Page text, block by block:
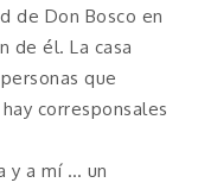
de Don Bosco en
de él. La casa
que
corresponsales
y a mí … un